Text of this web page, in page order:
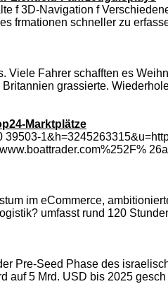
f 3D-Navigation f
frmationen schneller zu
Fahrer schafften es
grassierte.
Marktplätze
im eCommerce,
umfasst rund 120
Pre-Seed Phase des
auf 5 Mrd. USD bis 2025 gesch